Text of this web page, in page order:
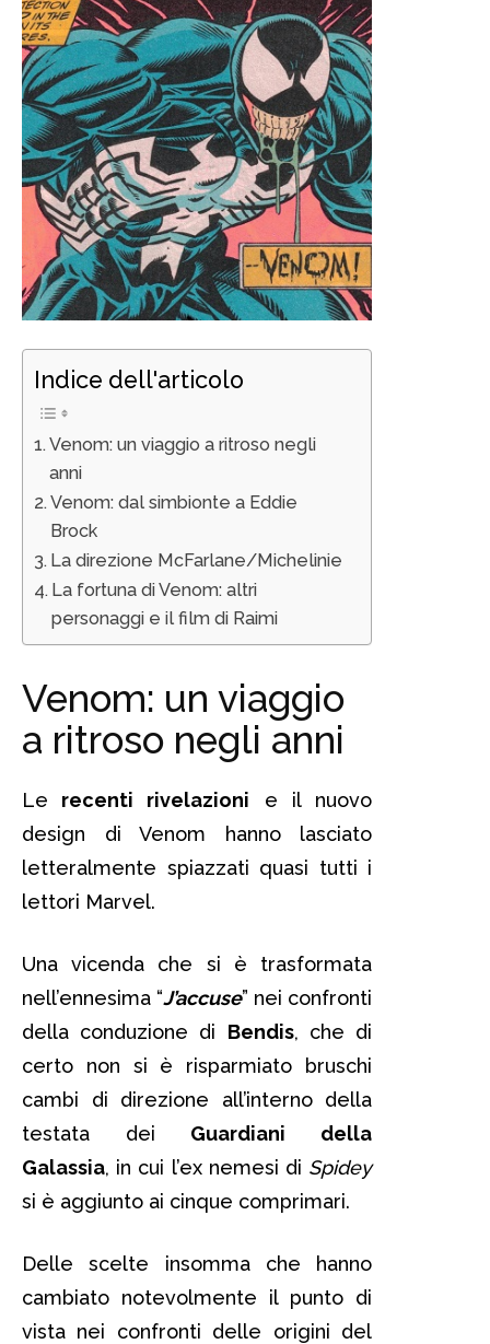
Indice dell'articolo
Venom: un viaggio a ritroso negli
anni
Venom: dal simbionte a Eddie
Brock
La direzione McFarlane/Michelinie
La fortuna di Venom: altri
personaggi e il film di Raimi
Venom: un viaggio
a ritroso negli anni
Le recenti rivelazioni e il nuovo
design di Venom hanno lasciato
letteralmente spiazzati quasi tutti i
lettori Marvel.
Una vicenda che si è trasformata
nell’ennesima “J’accuse” nei confronti
della conduzione di Bendis, che di
certo non si è risparmiato bruschi
cambi di direzione all’interno della
testata dei Guardiani della
Galassia, in cui l’ex nemesi di Spidey
si è aggiunto ai cinque comprimari.
Delle scelte insomma che hanno
cambiato notevolmente il punto di
vista nei confronti delle origini del